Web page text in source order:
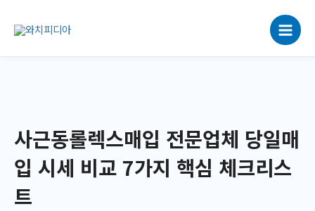
로
사근동롤렉스매입 전문업체 당일매
입 시세 비교 7가지 핵심 체크리스
트